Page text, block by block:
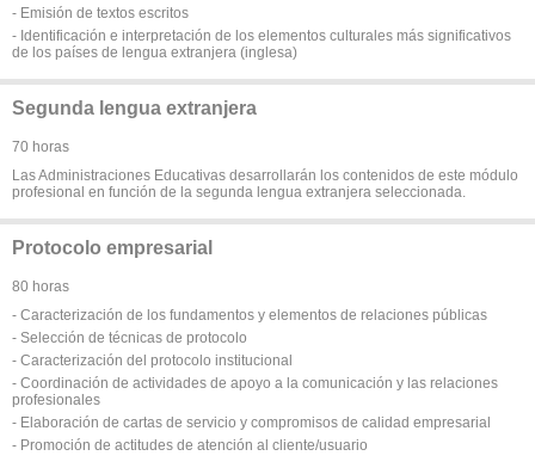
- Emisión de textos escritos
- Identificación e interpretación de los elementos culturales más significativos
de los países de lengua extranjera (inglesa)
Segunda lengua extranjera
70 horas
Las Administraciones Educativas desarrollarán los contenidos de este módulo
profesional en función de la segunda lengua extranjera seleccionada.
Protocolo empresarial
80 horas
- Caracterización de los fundamentos y elementos de relaciones públicas
- Selección de técnicas de protocolo
- Caracterización del protocolo institucional
- Coordinación de actividades de apoyo a la comunicación y las relaciones
profesionales
- Elaboración de cartas de servicio y compromisos de calidad empresarial
- Promoción de actitudes de atención al cliente/usuario